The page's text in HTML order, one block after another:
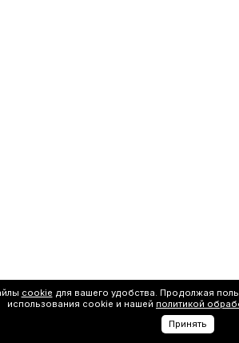
cookie для вашего удобства. Продолжая
использования cookie и нашей политикой
Принять